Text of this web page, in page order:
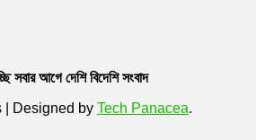
সবার আগে দেশি বিদেশি সংবাদ
Designed by Tech Panacea.